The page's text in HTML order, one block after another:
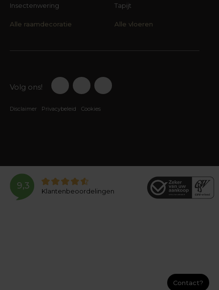
Insectenwering
Alle raamdecoratie
Tapijt
Alle vloeren
Volg ons!
Disclaimer Privacybeleid Cookies
9,3
Klantenbeoordelingen
Contact?